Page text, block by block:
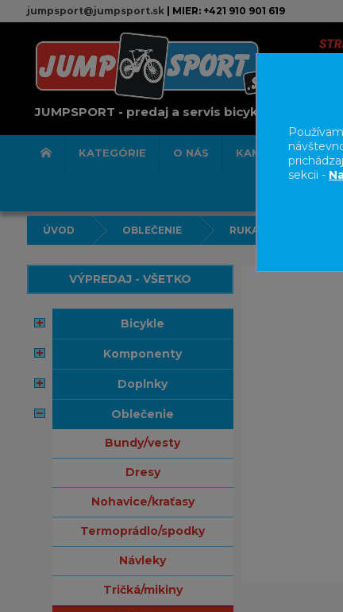
jumpsport@jumpsport.sk| MIER: +421 910 901 619
JUMPSPORT - predaj a servis bicyklov
KATEGÓRIE O NÁS KAMENNÁ
ÚVOD OBLEČENIE RUKAVICE
VÝPREDAJ - VŠETKO
bicykle
komponenty
doplnky
oblečenie
bundy/vesty
dresy
nohavice/kraťasy
termoprádlo/spodky
návleky
tričká/mikiny
sekcii -